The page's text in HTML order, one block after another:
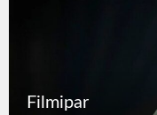
Filmipar